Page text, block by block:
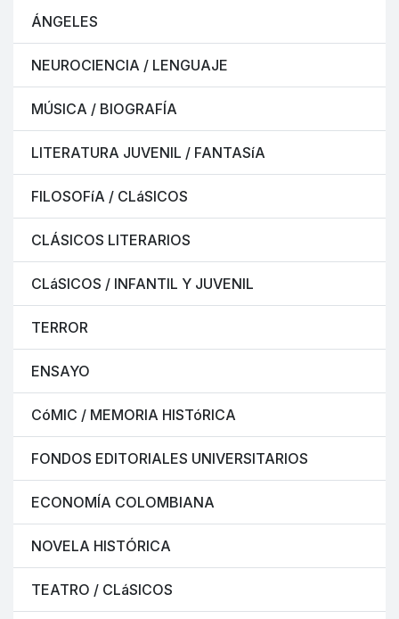
ÁNGELES
NEUROCIENCIA / LENGUAJE
MÚSICA / BIOGRAFÍA
LITERATURA JUVENIL / FANTASíA
FILOSOFíA / CLáSICOS
CLÁSICOS LITERARIOS
CLáSICOS / INFANTIL Y JUVENIL
TERROR
ENSAYO
CóMIC / MEMORIA HISTóRICA
FONDOS EDITORIALES UNIVERSITARIOS
ECONOMÍA COLOMBIANA
NOVELA HISTÓRICA
TEATRO / CLáSICOS